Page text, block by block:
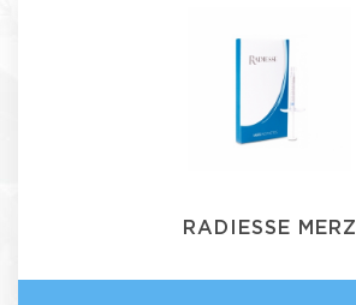
RADIESSE MERZ